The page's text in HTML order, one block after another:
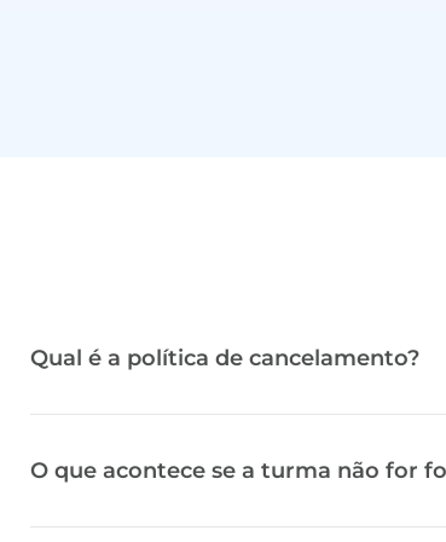
Qual é a política de cancelamento?
O que acontece se a turma não for